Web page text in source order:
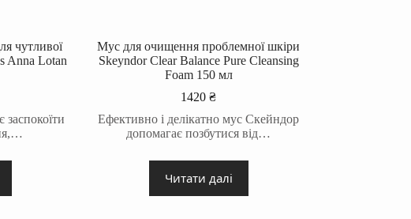
чутливої
Anna Lotan
Мус для очищення проблемної шкіри
Skeyndor Clear Balance Pure Cleansing
Foam 150 мл
1420₴
Ефективно і делікатно мус Скейндор
допомагає позбутися від…
Читати далі